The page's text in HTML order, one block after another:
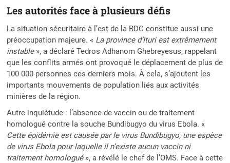
Les autorités face à plusieurs défis
La situation sécuritaire à l’est de la RDC constitue aussi une
préoccupation majeure. « La province d’Ituri est extrêmement
instable», a déclaré Tedros Adhanom Ghebreyesus, rappelant
que les conflits armés ont provoqué le déplacement de plus de
100 000 personnes ces derniers mois. À cela, s’ajoutent les
importants mouvements de population liés aux activités
minières de la région.
Autre inquiétude : l’absence de vaccin ou de traitement
homologué contre la souche Bundibugyo du virus Ebola. «
Cette épidémie est causée par le virus Bundibugyo, une espèce
de virus Ebola pour laquelle il n’existe aucun vaccin ni
traitement homologué», a révélé le chef de l’OMS. Face à cette